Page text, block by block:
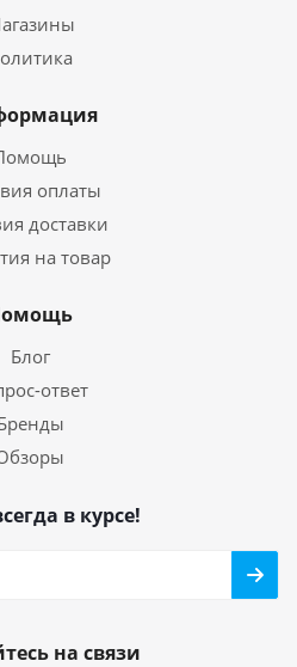
оплаты
доставки
на товар
Блог
ответ
в курсе!
на связи